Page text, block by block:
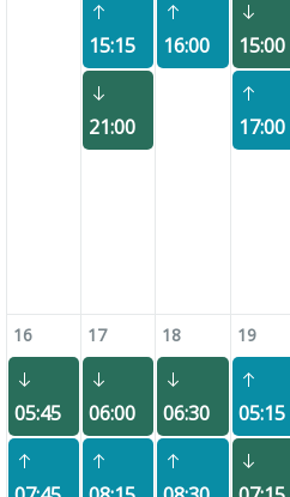
15:15
21:00
16:00 15:00
17:00
16
05:45
17
06:00
18
06:30
19
05:15